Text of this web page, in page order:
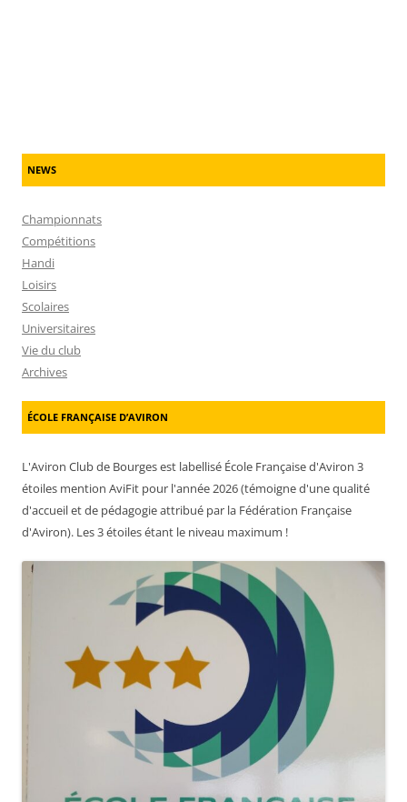
NEWS
Championnats
Compétitions
Handi
Loisirs
Scolaires
Universitaires
Vie du club
Archives
ÉCOLE FRANÇAISE D’AVIRON
L'Aviron Club de Bourges est labellisé École Française d'Aviron 3
étoiles mention AviFit pour l'année 2026 (témoigne d'une qualité
d'accueil et de pédagogie attribué par la Fédération Française
d'Aviron). Les 3 étoiles étant le niveau maximum !